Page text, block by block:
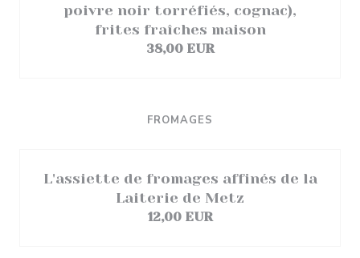
poivre noir torréfiés, cognac),
frites fraîches maison
38,00 EUR
FROMAGES
L'assiette de fromages affinés de la
Laiterie de Metz
12,00 EUR